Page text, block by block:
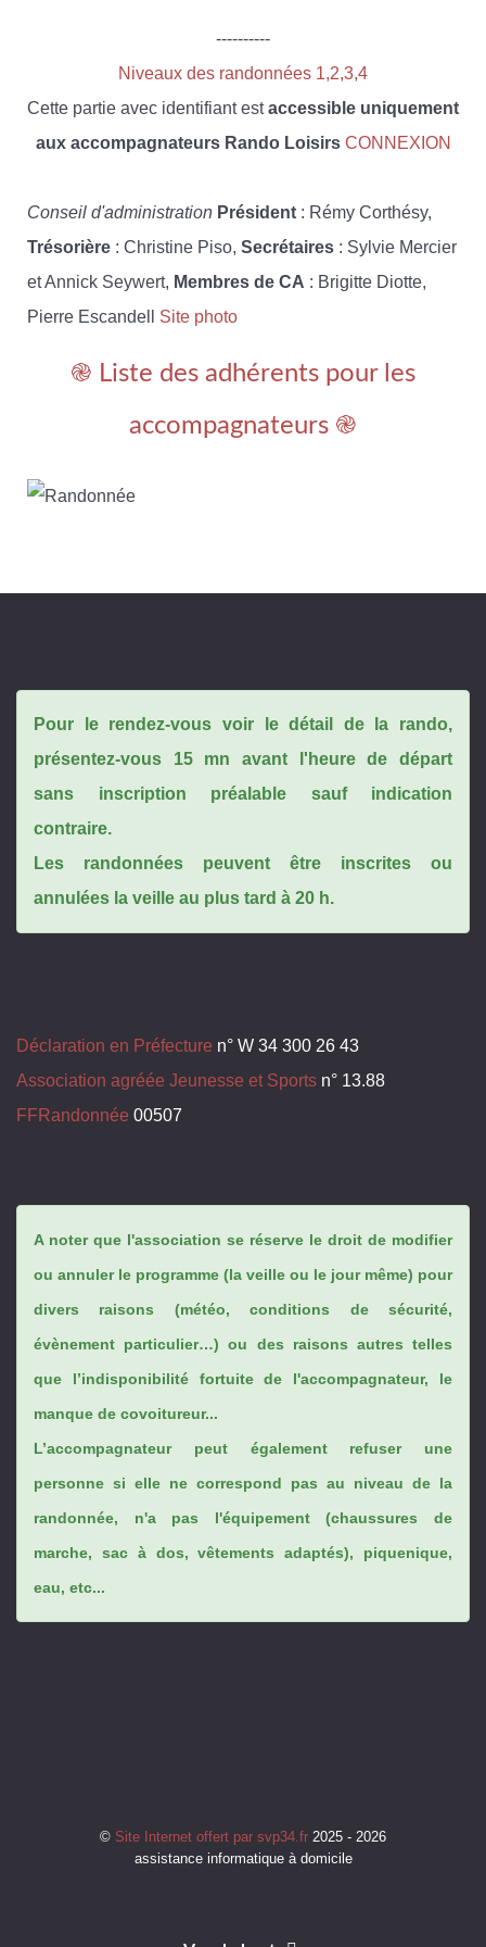
----------
Niveaux des randonnées 1,2,3,4
Cette partie avec identifiant estaccessible uniquement
aux accompagnateurs Rando Loisirs CONNEXION
Conseil d'administration Président : Rémy Corthésy,
Trésorière : Christine Piso, Secrétaires : Sylvie Mercier
et Annick Seywert, Membres de CA : Brigitte Diotte,
Pierre Escandell Site photo
֎ Liste des adhérents pour les
accompagnateurs ֎
Pour le rendez-vous voir le détail de la rando,
présentez-vous 15 mn avant l'heure de départ
sans inscription préalable sauf indication
contraire.
Les randonnées peuvent être inscrites ou
annulées la veille au plus tard à 20 h.
Déclaration en Préfecture n° W 34 300 26 43
Association agréée Jeunesse et Sports n° 13.88
FFRandonnée 00507
A noter que l'association se réserve le droit de modifier
ou annuler le programme (la veille ou le jour même) pour
divers raisons (météo, conditions de sécurité,
évènement particulier…) ou des raisons autres telles
que l’indisponibilité fortuite de l'accompagnateur, le
manque de covoitureur...
L’accompagnateur peut également refuser une
personne si elle ne correspond pas au niveau de la
randonnée, n'a pas l'équipement (chaussures de
marche, sac à dos, vêtements adaptés), piquenique,
eau, etc...
© Site Internet offert par svp34.fr 2025 - 2026
assistance informatique à domicile